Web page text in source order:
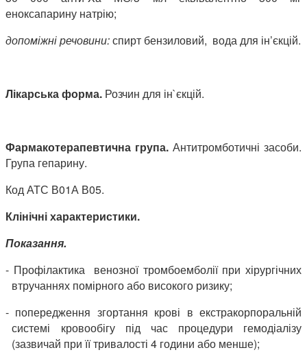
еноксапарину натрію;
допоміжні речовини:спирт бензиловий, вода для ін’єкцій.
Лікарська форма. Розчин для ін`єкцій.
Фармакотерапевтична група. Антитромботичні засоби.
Група гепарину.
Код АТС В01А В05.
Клінічні характеристики.
Показання.
- Профілактика венозної тромбоемболії при хірургічних
втручаннях помірного або високого ризику;
- попередження згортання крові в екстракорпоральній
системі кровообігу під час процедури гемодіалізу
(зазвичай при її тривалості 4 години або менше);